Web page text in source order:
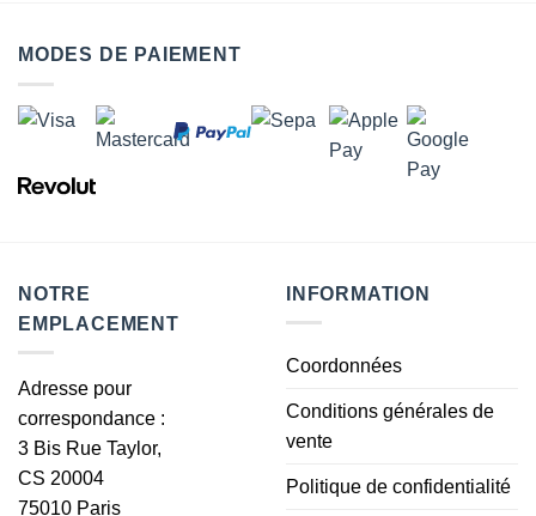
MODES DE PAIEMENT
NOTRE
EMPLACEMENT
Adresse pour
correspondance :
3 Bis Rue Taylor,
CS 20004
75010 Paris
INFORMATION
Coordonnées
Conditions générales de
vente
Politique de confidentialité